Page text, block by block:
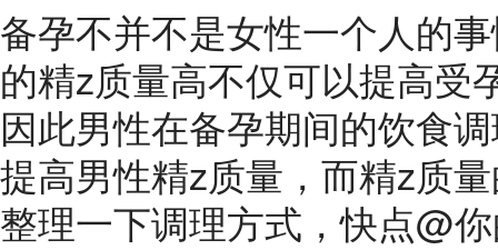
备孕不并不是女性一个人的
的精z质量高不仅可以提高受
因此男性在备孕期间的饮食
提高男性精z质量，而精z质
整理一下调理方式，快点@